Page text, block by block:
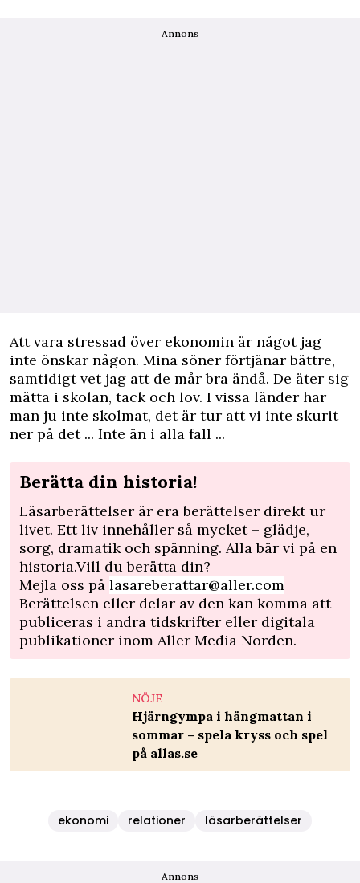
Annons
Att vara stressad över ekonomin är något jag
inte önskar någon. Mina söner förtjänar bättre,
samtidigt vet jag att de mår bra ändå. De äter sig
mätta i skolan, tack och lov. I vissa länder har
man ju inte skolmat, det är tur att vi inte skurit
ner på det ... Inte än i alla fall ...
Berätta din historia!
Läsarberättelser är era berättelser direkt ur
livet. Ett liv innehåller så mycket – glädje,
sorg, dramatik och spänning. Alla bär vi på en
historia.Vill du berätta din?
Mejla oss på lasareberattar@aller.com
Berättelsen eller delar av den kan komma att
publiceras i andra tidskrifter eller digitala
publikationer inom Aller Media Norden.
NÖJE
Hjärngympa i hängmattan i
sommar – spela kryss och spel
på allas.se
ekonomi relationer läsarberättelser
Annons